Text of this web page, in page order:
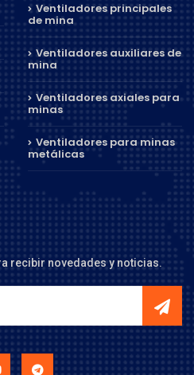
Ventiladores principales
de mina
Ventiladores auxiliares de
mina
Ventiladores axiales para
minas
Ventiladores para minas
metálicas
recibir novedades y noticias.